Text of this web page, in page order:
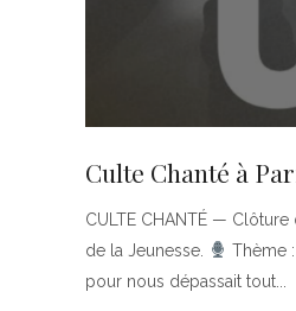
Culte Chanté à
CULTE CHANTÉ —
de la Jeunesse.
Thème
pour nous dépassait tout